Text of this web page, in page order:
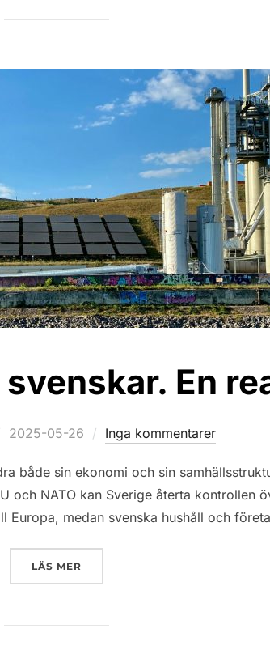
En
Publicerat
2025-05-26 Inga kommentarer
både sin ekonomi och sin
och NATO kan Sverige återta kontrollen
Europa, medan svenska hushåll och
LÄS MER